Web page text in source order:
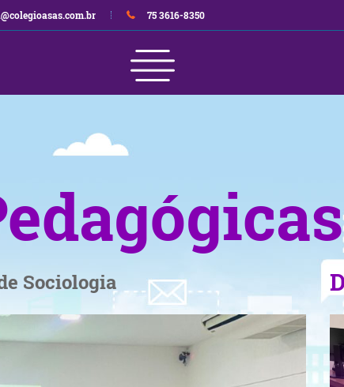
75 3616-8350
Sociologia